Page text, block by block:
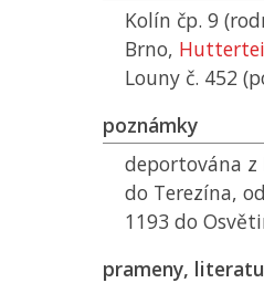
Kolín čp. 9
Brno,
Louny č. 452
poznámky
deportována z
do Terezína,
1193 do
prameny,